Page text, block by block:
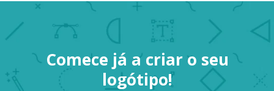
Comece já a criar o seu
logótipo!